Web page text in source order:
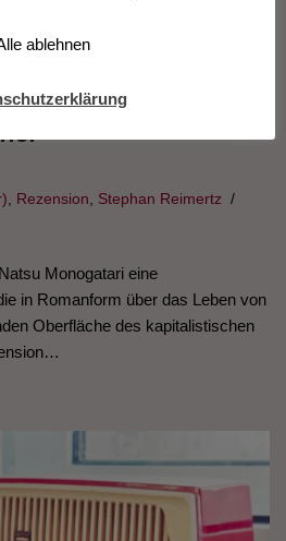
Rezension
Stephan Reimertz
Monogatari eine
in Romanform über das Leben von
Oberfläche des kapitalistischen
ablehnen